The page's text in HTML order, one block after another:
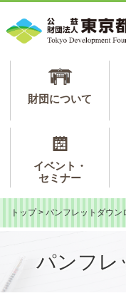
ジ
ュ
財団について
イベント・
セミナー
トップ > パンフレットダウン
パンフレ